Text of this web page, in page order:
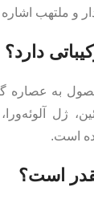
و ملتهب
دارد؟
به عصاره
ژل
است.
است؟